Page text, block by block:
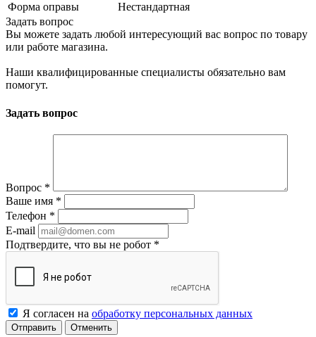
Форма оправы
Нестандартная
Задать вопрос
Вы можете задать любой интересующий вас вопрос по товару
или работе магазина.
Наши квалифицированные специалисты обязательно вам
помогут.
Задать вопрос
Вопрос *
Ваше имя *
Телефон *
E-mail
Подтвердите, что вы не робот *
Я согласен на обработку персональных данных
Отменить